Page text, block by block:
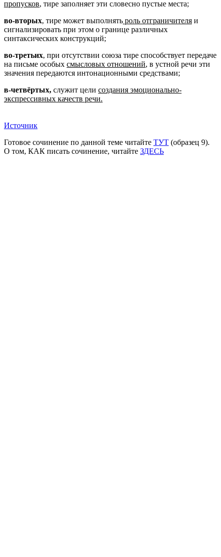
пропусков, тире заполняет эти словесно пустые места;
во-вторых, тире может выполнять роль отграничителя и
сигнализировать при этом о границе различных
синтаксических конструкций;
во-третьих, при отсутствии союза тире способствует передаче
на письме особых смысловых отношений, в устной речи эти
значения передаются интонационными средствами;
в-четвёртых, служит цели создания эмоционально-
экспрессивных качеств речи.
Источник
Готовое сочинение по данной теме читайте ТУТ (образец 9).
О том, КАК писать сочинение, читайте ЗДЕСЬ